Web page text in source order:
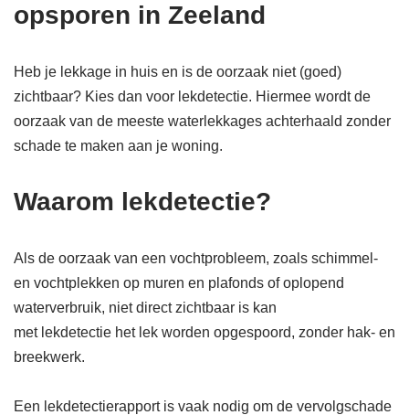
opsporen in Zeeland
Heb je lekkage in huis en is de oorzaak niet (goed)
zichtbaar? Kies dan voor lekdetectie. Hiermee wordt de
oorzaak van de meeste waterlekkages achterhaald zonder
schade te maken aan je woning.
Waarom lekdetectie?
Als de oorzaak van een vochtprobleem, zoals schimmel-
en vochtplekken op muren en plafonds of oplopend
waterverbruik, niet direct zichtbaar is kan
met lekdetectie het lek worden opgespoord, zonder hak- en
breekwerk.
Een lekdetectierapport is vaak nodig om de vervolgschade